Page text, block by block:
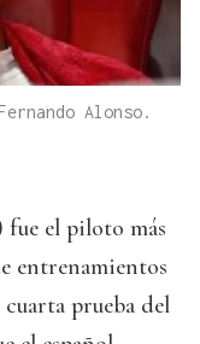
Alonso.
fue el piloto más
entrenamientos
prueba del